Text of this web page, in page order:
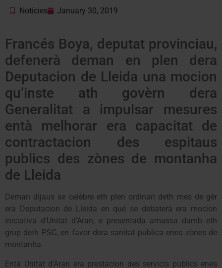
Notícies January 30, 2019
Francés Boya, deputat provinciau,
defenerà deman en plen dera
Deputacion de Lleida una mocion
qu’inste ath govèrn dera
Generalitat a impulsar mesures
entà melhorar era capacitat de
contractacion des espitaus
publics des zònes de montanha
de Lleida
Deman dijaus se celèbre eth plen ordinari deth mes de gèr
era Deputacion de Lleida en qué se debaterà era mocion
iniciativa d’Unitat d’Aran, e presentada amassa damb eth
grup deth PSC, en favor dera sanitat publica enes zònes de
montanha.
Entà Unitat d’Aran era prestacion des servicis publics enes